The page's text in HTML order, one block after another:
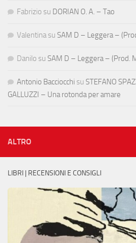
Fabrizio su DORIAN O. A. – Tao
Valentina su SAM D – Leggera –
Danilo su SAM D – Leggera – (Prod.
Antonio Bacciocchi su STEFANO
GALLUZZI – Una rotonda per amare
ALTRO
LIBRI | RECENSIONI E CONSIGLI